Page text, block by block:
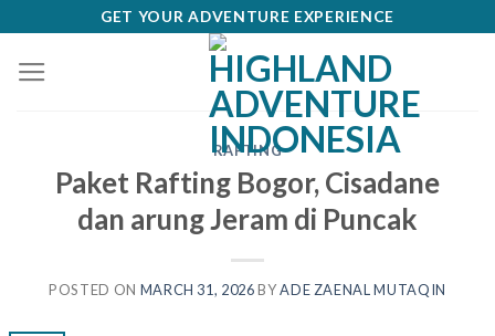
content
GET YOUR ADVENTURE EXPERIENCE
RAFTING
Paket Rafting Bogor, Cisadane
dan arung Jeram di Puncak
POSTED ON MARCH 31, 2026 BYADE ZAENAL MUTAQIN